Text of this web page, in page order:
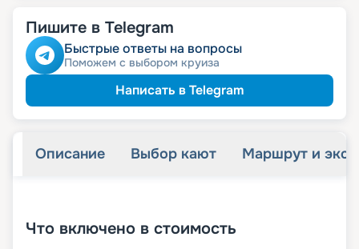
Пишите в Telegram
Быстрые ответы на вопросы
Поможем с выбором круиза
Написать в Telegram
Описание Выбор кают Маршрут и
Что включено в стоимость